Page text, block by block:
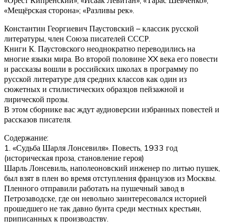
«Мещёрская сторона»; «Разливы рек».
Константин Георгиевич Паустовский – классик русской
литературы, член Союза писателей СССР.
Книги К. Паустовского неоднократно переводились на
многие языки мира. Во второй половине XX века его повести
и рассказы вошли в российских школах в программу по
русской литературе для средних классов как один из
сюжетных и стилистических образцов пейзажной и
лирической прозы.
В этом сборнике вас ждут аудиоверсии избранных повестей и
рассказов писателя.
Содержание:
1. «Судьба Шарля Лонсевиля». Повесть, 1933 год
(историческая проза, становление героя)
Шарль Лонсевиль, наполеоновский инженер по литью пушек,
был взят в плен во время отступления французов из Москвы.
Пленного отправили работать на пушечный завод в
Петрозаводске, где он невольно заинтересовался историей
прошедшего не так давно бунта среди местных крестьян,
приписанных к производству.